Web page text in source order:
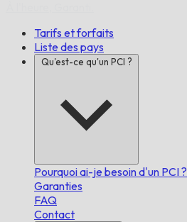
Tarifs et forfaits
Liste des pays
Qu'est-ce qu'un PCI ?
Pourquoi ai-je besoin d'un PCI ?
Garanties
FAQ
Contact